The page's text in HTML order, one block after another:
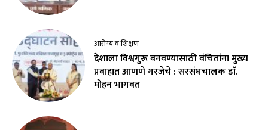
आरोग्य व शिक्षण
देशाला विश्वगुरू बनवण्यासाठी वंचितांना मुख्य
प्रवाहात आणणे गरजेचे : सरसंघचालक डाॅ.
मोहन भागवत